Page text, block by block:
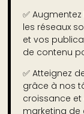
✅
les réseaux
et vos
de contenu
✅Atteignez
grâce à nos
croissance
marketing de